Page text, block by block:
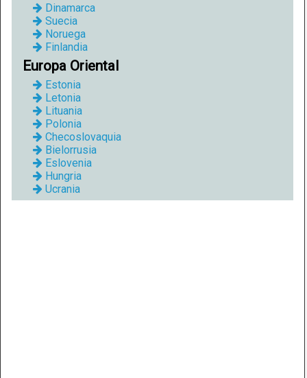
Dinamarca
Suecia
Noruega
Finlandia
Europa Oriental
Estonia
Letonia
Lituania
Polonia
Checoslovaquia
Bielorrusia
Eslovenia
Hungria
Ucrania